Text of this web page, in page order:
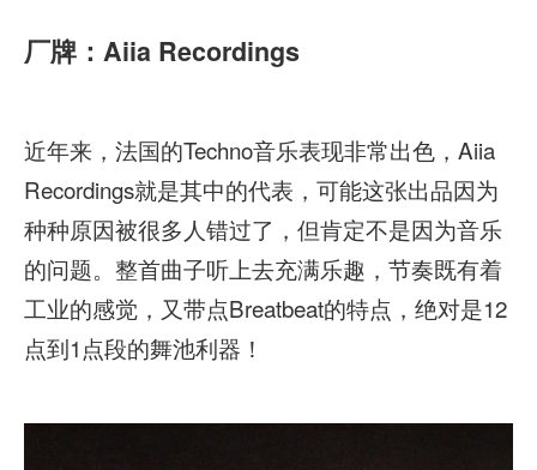
厂牌：Aiia Recordings
近年来，法国的Techno音乐表现非常出色，Aiia
Recordings就是其中的代表，可能这张出品因为
种种原因被很多人错过了，但肯定不是因为音乐
的问题。整首曲子听上去充满乐趣，节奏既有着
工业的感觉，又带点Breatbeat的特点，绝对是12
点到1点段的舞池利器！